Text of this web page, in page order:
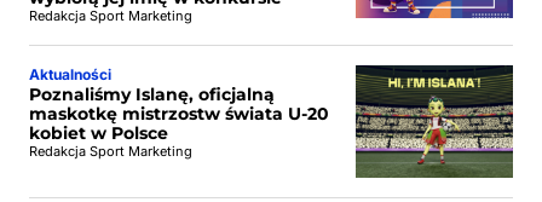
Redakcja Sport Marketing
Aktualności
Poznaliśmy Islanę, oficjalną
maskotkę mistrzostw świata U-20
kobiet w Polsce
Redakcja Sport Marketing